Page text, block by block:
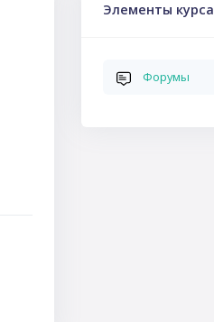
Элементы курса
Форумы